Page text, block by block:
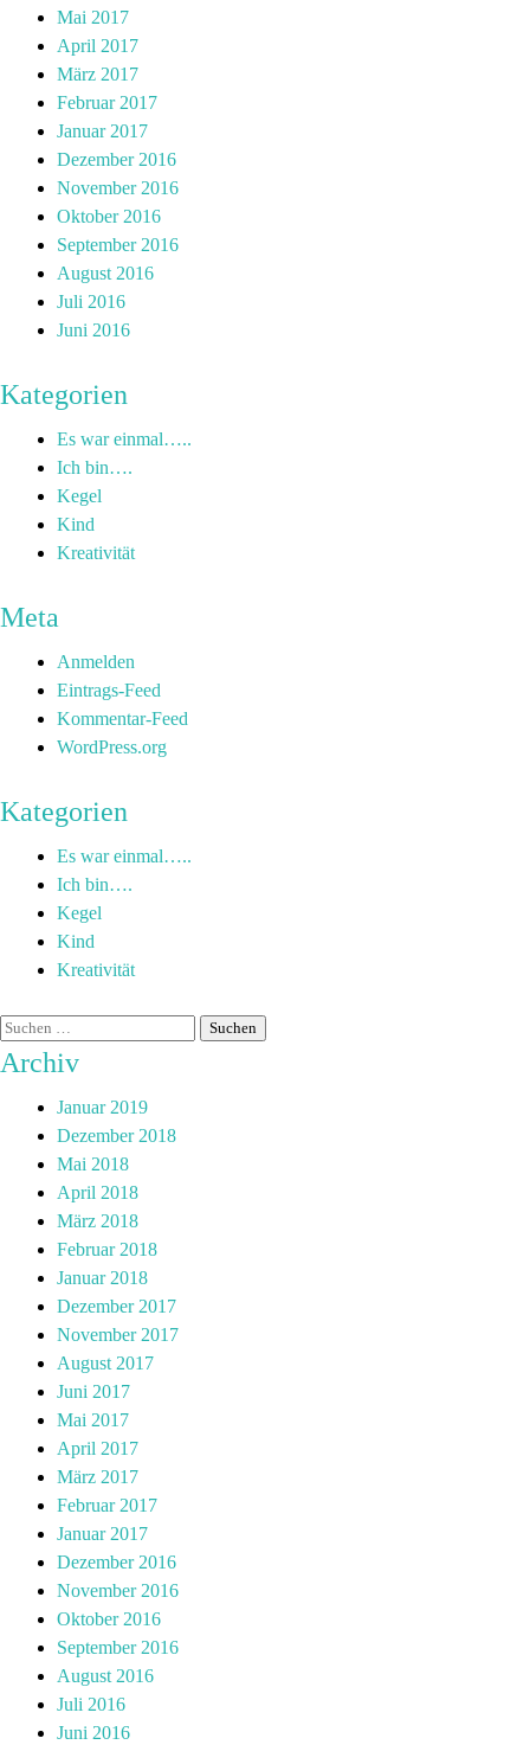
Mai 2017
April 2017
März 2017
Februar 2017
Januar 2017
Dezember 2016
November 2016
Oktober 2016
September 2016
August 2016
Juli 2016
Juni 2016
Kategorien
Es war einmal…..
Ich bin….
Kegel
Kind
Kreativität
Meta
Anmelden
Eintrags-Feed
Kommentar-Feed
WordPress.org
Kategorien
Es war einmal…..
Ich bin….
Kegel
Kind
Kreativität
Archiv
Januar 2019
Dezember 2018
Mai 2018
April 2018
März 2018
Februar 2018
Januar 2018
Dezember 2017
November 2017
August 2017
Juni 2017
Mai 2017
April 2017
März 2017
Februar 2017
Januar 2017
Dezember 2016
November 2016
Oktober 2016
September 2016
August 2016
Juli 2016
Juni 2016